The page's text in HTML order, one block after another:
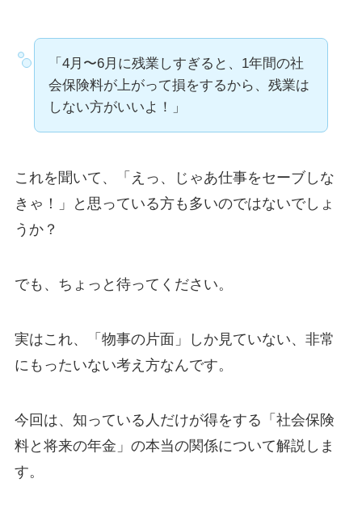
「4月〜6月に残業しすぎると、1年間の社
会保険料が上がって損をするから、残業は
しない方がいいよ！」
これを聞いて、「えっ、じゃあ仕事をセーブしな
きゃ！」と思っている方も多いのではないでしょ
うか？
でも、ちょっと待ってください。
実はこれ、「物事の片面」しか見ていない、非常
にもったいない考え方なんです。
今回は、知っている人だけが得をする「社会保険
料と将来の年金」の本当の関係について解説しま
す。